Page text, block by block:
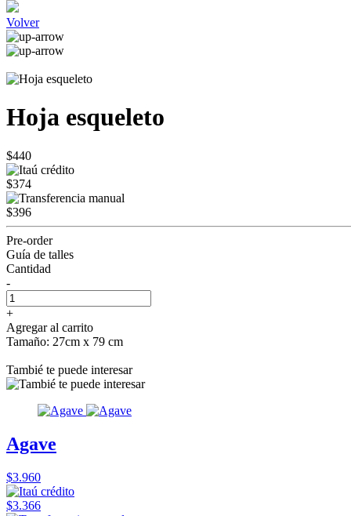
Volver
Hoja esqueleto
$440
$374
$396
Pre-order
Guía de talles
Cantidad
-
+
Agregar al carrito
Tamaño: 27cm x 79 cm
Tambié te puede interesar
Agave
$3.960
$3.366